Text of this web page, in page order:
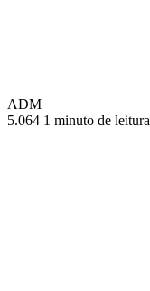
ADM
5.064 1 minuto de leitura